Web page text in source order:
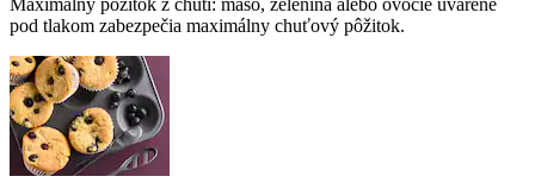
Maximálny pôžitok z chuti: mäso, zelenina alebo ovocie uvarené
pod tlakom zabezpečia maximálny chuťový pôžitok.